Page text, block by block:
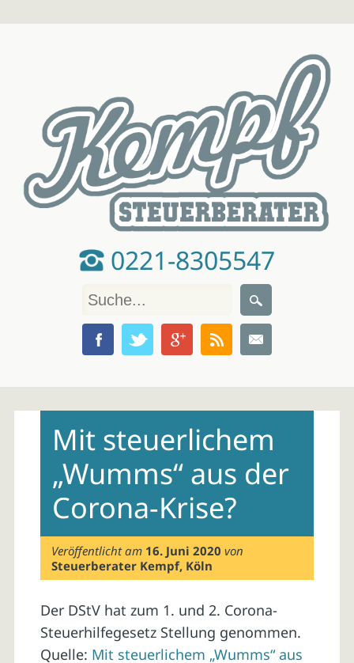
0221-8305547
contentMit steuerlichem
„Wumms“ aus der
Corona-Krise?
Veröffentlicht am 16. Juni 2020 von
Steuerberater Kempf, Köln
Der DStV hat zum 1. und 2. Corona-
Steuerhilfegesetz Stellung genommen.
Quelle: Mit steuerlichem „Wumms“ aus